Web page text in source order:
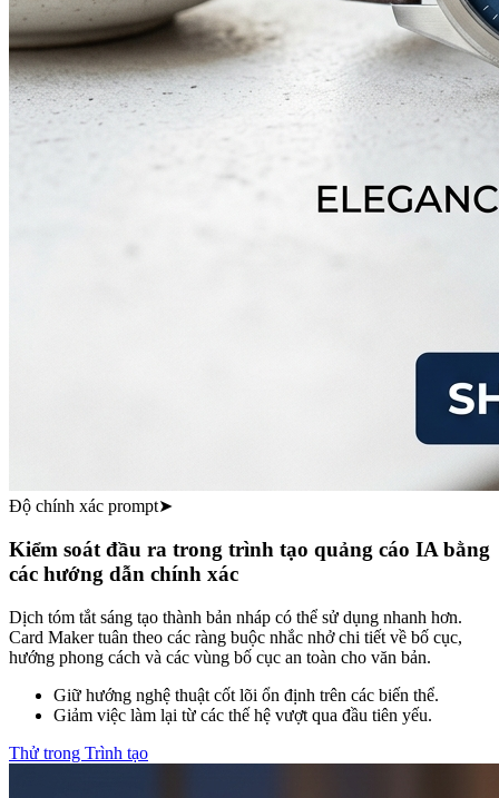
Độ chính xác prompt➤
Kiểm soát đầu ra trong trình tạo quảng cáo IA bằng
các hướng dẫn chính xác
Dịch tóm tắt sáng tạo thành bản nháp có thể sử dụng nhanh hơn.
Card Maker tuân theo các ràng buộc nhắc nhở chi tiết về bố cục,
hướng phong cách và các vùng bố cục an toàn cho văn bản.
Giữ hướng nghệ thuật cốt lõi ổn định trên các biến thể.
Giảm việc làm lại từ các thế hệ vượt qua đầu tiên yếu.
Thử trong Trình tạo